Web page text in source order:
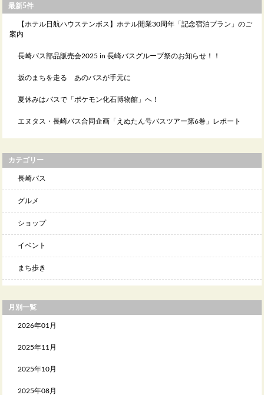
最新5件
【ホテル日航ハウステンボス】ホテル開業30周年「記念宿泊プラン」のご
案内
長崎バス部品販売会2025 in 長崎バスグループ祭のお知らせ！！
坂のまちを走る あのバスが手元に
夏休みはバスで「ポケモン化石博物館」へ！
エヌタス・長崎バス合同企画「えぬたん号バスツアー第6巻」レポート
カテゴリー
長崎バス
グルメ
ショップ
イベント
まち歩き
月別一覧
2026年01月
2025年11月
2025年10月
2025年08月